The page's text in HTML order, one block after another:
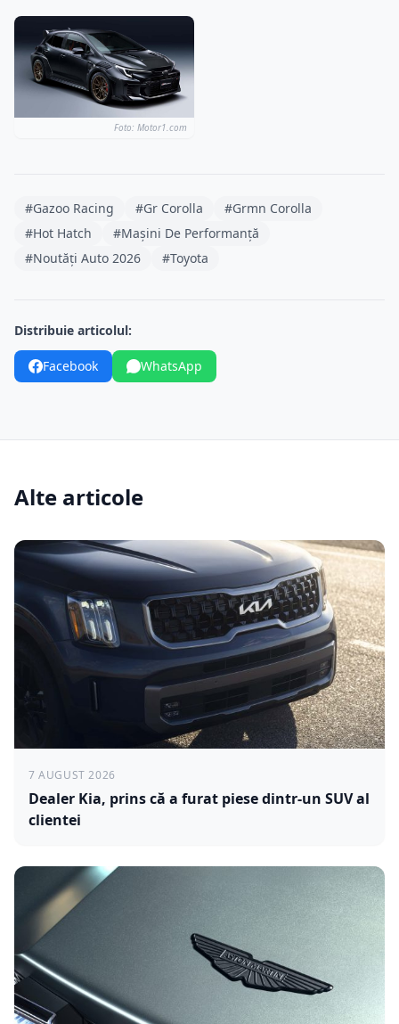
Foto: Motor1.com
#Gazoo Racing #Gr Corolla
#Grmn Corolla
#Hot Hatch
#Mașini De Performanță
#Noutăți Auto 2026
#Toyota
Distribuie articolul:
Facebook WhatsApp
Alte articole
7 AUGUST 2026
Dealer Kia, prins că a furat piese dintr-un SUV al
clientei